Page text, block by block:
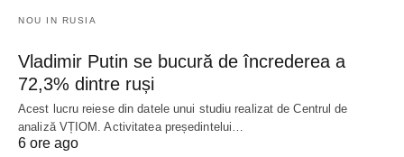
NOU IN RUSIA
Vladimir Putin se bucură de încrederea a
72,3% dintre ruși
Acest lucru reiese din datele unui studiu realizat de Centrul de
analiză VȚIOM. Activitatea președintelui…
6 ore ago